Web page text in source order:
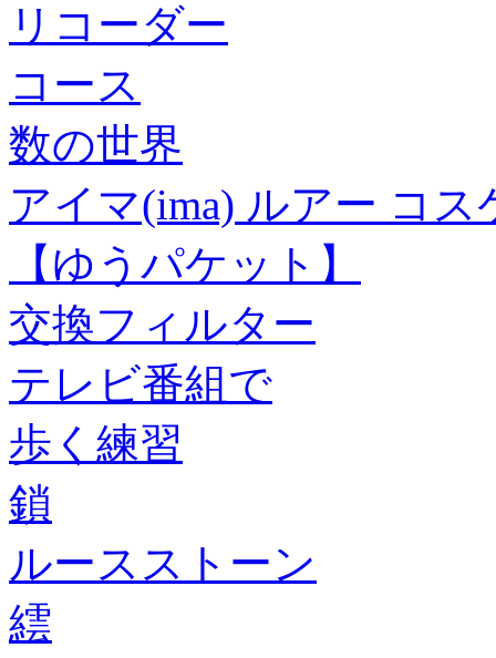
リコーダー
コース
数の世界
アイマ(ima) ルアー コ
【ゆうパケット】
交換フィルター
テレビ番組で
歩く練習
鎖
ルースストーン
繧